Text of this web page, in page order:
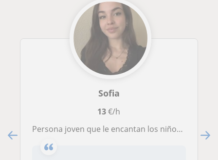
Sofia
13€/h
Persona joven que le encantan los niños pequeños y poder ayudarles en lo que necesiten